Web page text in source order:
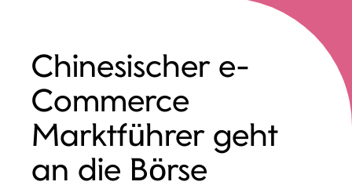
Chinesischer e-
Commerce
Marktführer geht
an die Börse